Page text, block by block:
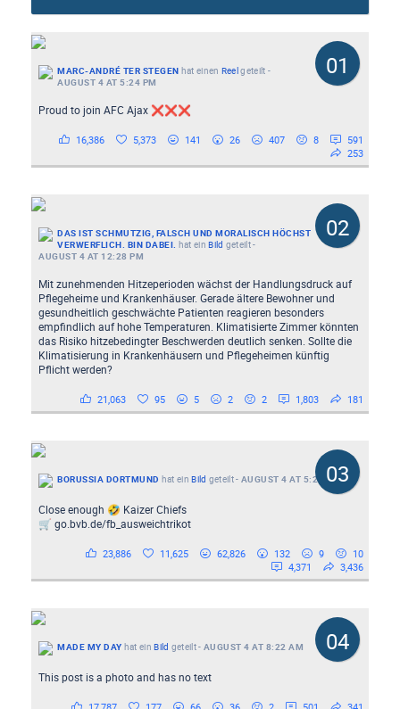
01
MARC-ANDRÉ TER STEGEN hat einen Reelgeteilt -
AUGUST 4 AT 5:24 PM
Proud to join AFC Ajax ❌❌❌
16,386 5,373 141 26 407 8
591
253
02
DAS IST SCHMUTZIG, FALSCH UND MORALISCH HÖCHST
VERWERFLICH. BIN DABEI. hat ein Bild geteilt-
AUGUST 4 AT 12:28 PM
Mit zunehmenden Hitzeperioden wächst der Handlungsdruck auf
Pflegeheime und Krankenhäuser. Gerade ältere Bewohner und
gesundheitlich geschwächte Patienten reagieren besonders
empfindlich auf hohe Temperaturen. Klimatisierte Zimmer könnten
das Risiko hitzebedingter Beschwerden deutlich senken. Sollte die
Klimatisierung in Krankenhäusern und Pflegeheimen künftig
Pflicht werden?
21,063 95 5 2 2 1,803 181
03
BORUSSIA DORTMUND hat ein Bild geteilt- AUGUST 4 AT 5:22 PM
Close enough 🤣 Kaizer Chiefs
🛒 go.bvb.de/fb_ausweichtrikot
23,886 11,625 62,826 132 9
10
4,371
3,436
04
MADE MY DAY hat ein Bild geteilt- AUGUST 4 AT 8:22 AM
This post is a photo and has no text